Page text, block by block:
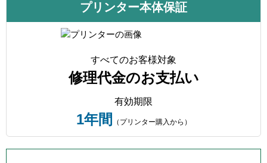
プリンター本体保証
すべてのお客様対象
修理代金のお支払い
有効期限
1年間 （プリンター購入から）